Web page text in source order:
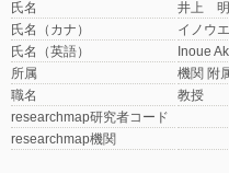
氏名
井上
氏名（カナ）
イノウ
氏名（英語）
Inoue
所属
機関 附
職名
教授
researchmap研究者コード
researchmap機関